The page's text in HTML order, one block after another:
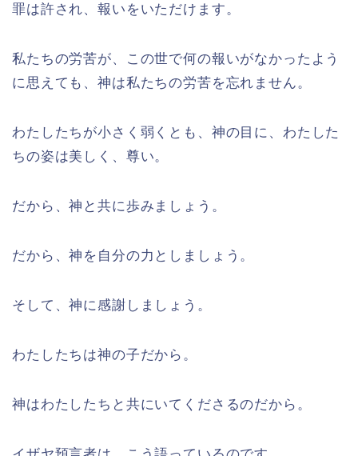
罪は許され、報いをいただけます。
私たちの労苦が、この世で何の報いがなかったよう
に思えても、神は私たちの労苦を忘れません。
わたしたちが小さく弱くとも、神の目に、わたした
ちの姿は美しく、尊い。
だから、神と共に歩みましょう。
だから、神を自分の力としましょう。
そして、神に感謝しましょう。
わたしたちは神の子だから。
神はわたしたちと共にいてくださるのだから。